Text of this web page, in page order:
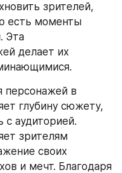
зрителей,
есть моменты
Эта
делает их
персонажей в
глубину сюжету,
с аудиторией.
зрителям
своих
и мечт. Благодаря